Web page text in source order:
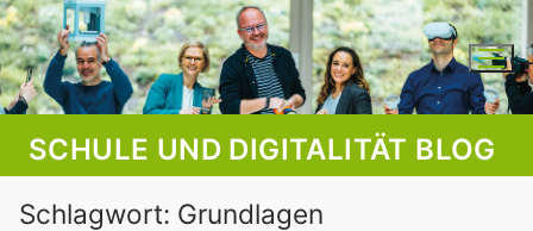
Skip
to
content
SCHULE UND DIGITALITÄT BLOG
Schlagwort: Grundlagen